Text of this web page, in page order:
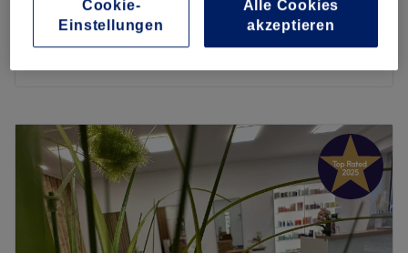
Damen - Glossing, Schnitt & Föhnen
1 Std. 15 Min. - 1 Std. 30 Min.
ab
Dienstag
–19:00
Mittwoch
20:00
Donnerstag
09:00–20:00
Freitag
09:00–20:00
Samstag
09:00–16:00
Sonntag
Geschlossen
Cookie-
Einstellungen
Alle Cookies
akzeptieren